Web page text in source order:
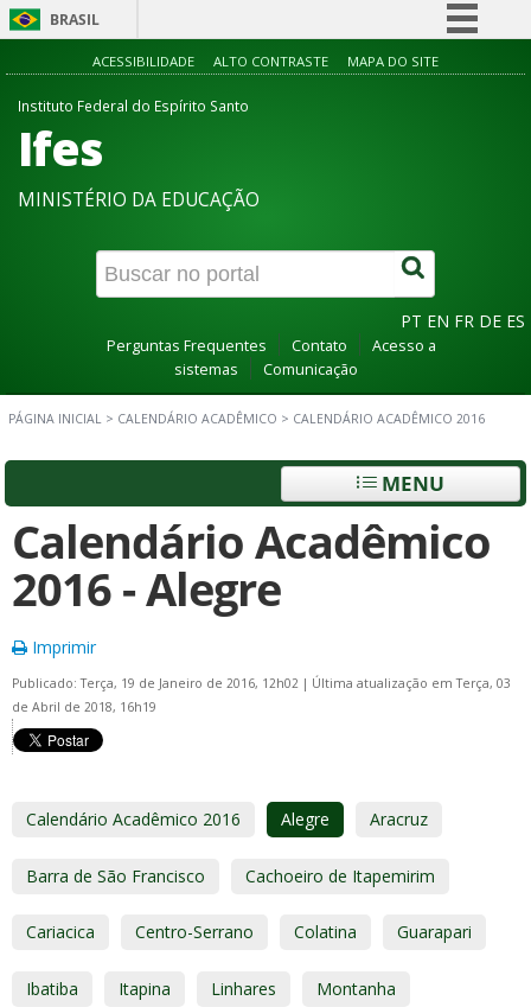
BRASIL
Simplifique!
Canais
ACESSIBILIDADE ALTO CONTRASTE MAPA DO SITE
Instituto Federal do Espírito Santo
Ifes
MINISTÉRIO DA EDUCAÇÃO
PT EN FR DE ES
Perguntas Frequentes Contato
Acesso a
sistemas
Comunicação
PÁGINA INICIAL > CALENDÁRIO ACADÊMICO > CALENDÁRIO ACADÊMICO 2016
MENU
Calendário Acadêmico
2016 - Alegre
Imprimir
Publicado: Terça, 19 de Janeiro de 2016, 12h02 | Última atualização em Terça, 03
de Abril de 2018, 16h19
Calendário Acadêmico 2016 Alegre Aracruz
Barra de São Francisco Cachoeiro de Itapemirim
Cariacica Centro-Serrano Colatina Guarapari
Ibatiba Itapina Linhares Montanha